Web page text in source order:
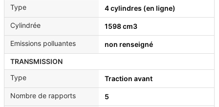
Type
4 cylindres (en ligne)
Cylindrée 1598 cm3
Emissions polluantes non renseigné
TRANSMISSION
Type
Traction avant
Nombre de rapports 5